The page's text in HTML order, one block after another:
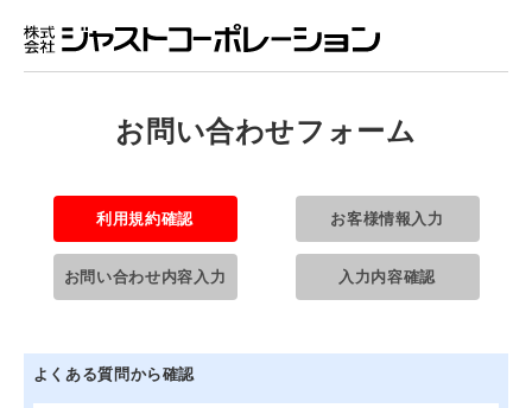
お問い合わせフォーム
利用規約確認 お客様情報入力
お問い合わせ内容入力 入力内容確認
よくある質問から確認